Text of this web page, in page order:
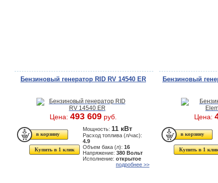
Бензиновый генератор RID RV 14540 ER
Цена: 493 609 руб.
Купить в 1 клик
Мощность: 11 кВт
Расход топлива (л/час):
4.9
Объем бака (л): 16
Напряжение: 380 Вольт
Исполнение: открытое
подробнее >>
Бензиновый
Цена:
Купить в 1